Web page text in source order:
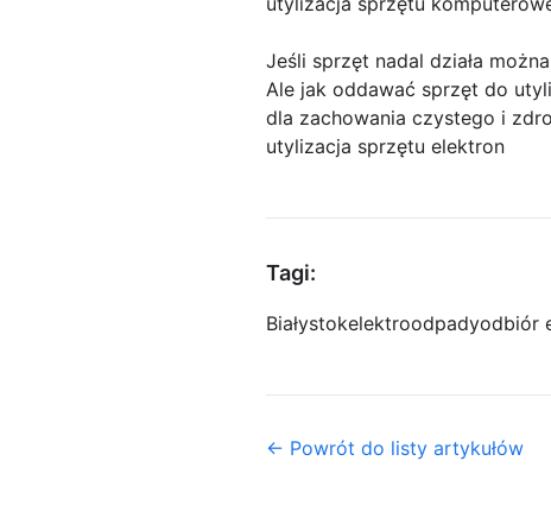
Jeśli sprzęt nadal działa
Ale jak oddawać sprzęt do
dla zachowania czystego i
utylizacja sprzętu elektron
Tagi:
Białystokelektroodpadyodbiór
← Powrót do listy artykułów